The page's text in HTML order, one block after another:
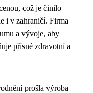
což je činilo
i v zahraničí. Firma
a vývoje, aby
přísné zdravotní a
prošla výroba